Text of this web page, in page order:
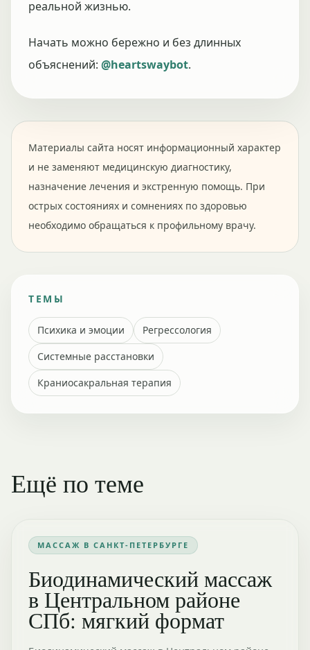
реальной жизнью.
Начать можно бережно и без длинных
объяснений: @heartswaybot.
Материалы сайта носят информационный характер
и не заменяют медицинскую диагностику,
назначение лечения и экстренную помощь. При
острых состояниях и сомнениях по здоровью
необходимо обращаться к профильному врачу.
ТЕМЫ
Психика и эмоции
Регрессология
Системные расстановки
Краниосакральная терапия
Ещё по теме
МАССАЖ В САНКТ-ПЕТЕРБУРГЕ
Биодинамический массаж
в Центральном районе
СПб: мягкий формат